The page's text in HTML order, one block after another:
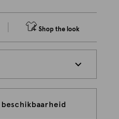
Shop the look